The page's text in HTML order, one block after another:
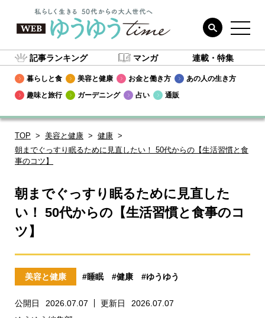
記事ランキング マンガ 連載・特集
暮らしと食 美容と健康 お金と働き方
あの人の生き方
趣味と旅行
ガーデニング 占い 通販
TOP 美容と健康
健康
朝までぐっすり眠るために見直したい！ 50代からの【生活習慣と食
事のコツ】
朝までぐっすり眠るために見直した
い！ 50代からの【生活習慣と食事のコ
ツ】
美容と健康 #睡眠 #健康 #ゆうゆう
公開日 2026.07.07 更新日
2026.07.07